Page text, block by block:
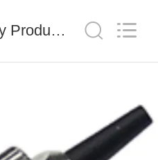
Szczegóły Produktu